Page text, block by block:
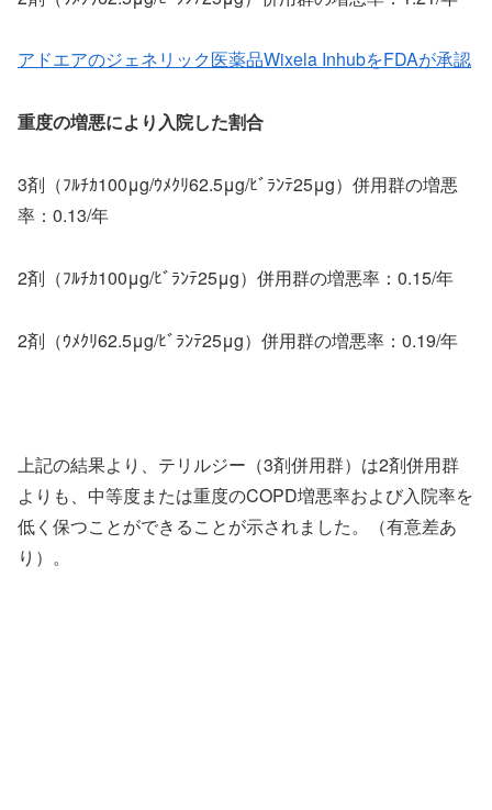
アドエアのジェネリック医薬品Wixela InhubをFDAが承認
重度の増悪により入院した割合
3剤（ﾌﾙﾁｶ100μg/ｳﾒｸﾘ62.5μg/ﾋﾞﾗﾝﾃ25μg）併用群の増悪
率：0.13/年
2剤（ﾌﾙﾁｶ100μg/ﾋﾞﾗﾝﾃ25μg）併用群の増悪率：0.15/年
2剤（ｳﾒｸﾘ62.5μg/ﾋﾞﾗﾝﾃ25μg）併用群の増悪率：0.19/年
上記の結果より、テリルジー（3剤併用群）は2剤併用群
よりも、中等度または重度のCOPD増悪率および入院率を
低く保つことができることが示されました。（有意差あ
り）。